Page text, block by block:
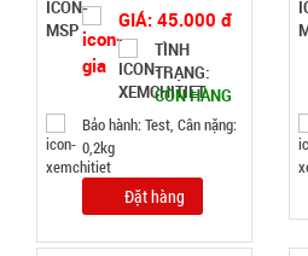
GIÁ: 45.000 đ
TÌNH
TRẠNG:
CÒN HÀNG
Bảo hành: Test, Cân nặng:
0,2kg
Đặt hàng